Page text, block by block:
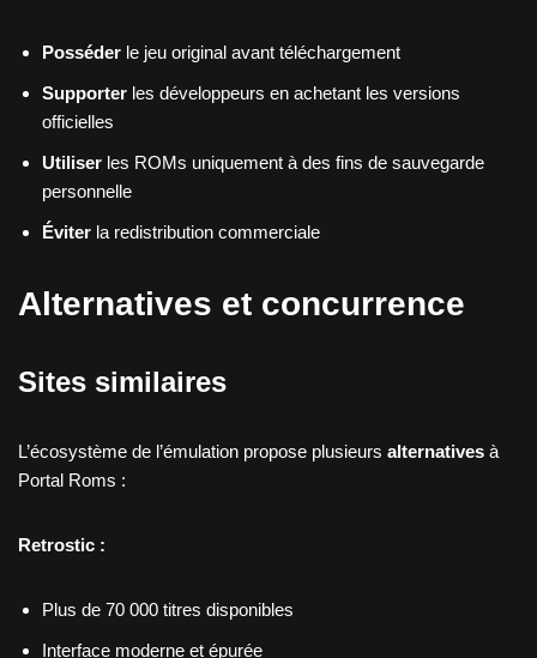
Posséder le jeu original avant téléchargement
Supporter les développeurs en achetant les versions
officielles
Utiliser les ROMs uniquement à des fins de sauvegarde
personnelle
Éviter la redistribution commerciale
Alternatives et concurrence
Sites similaires
L’écosystème de l’émulation propose plusieurs alternatives à
Portal Roms :
Retrostic :
Plus de 70 000 titres disponibles
Interface moderne et épurée